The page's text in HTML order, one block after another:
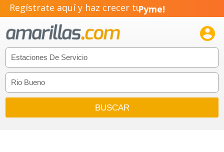
Regístrate aquí y haz crecer tuPyme!
Emprendimiento!
